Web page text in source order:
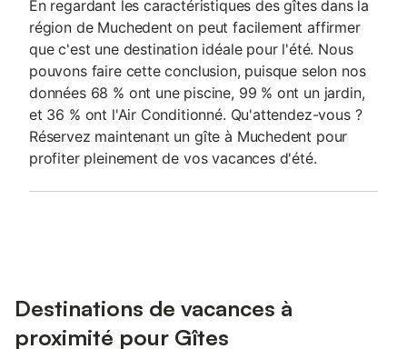
En regardant les caractéristiques des gîtes dans la
région de Muchedent on peut facilement affirmer
que c'est une destination idéale pour l'été. Nous
pouvons faire cette conclusion, puisque selon nos
données 68 % ont une piscine, 99 % ont un jardin,
et 36 % ont l'Air Conditionné. Qu'attendez-vous ?
Réservez maintenant un gîte à Muchedent pour
profiter pleinement de vos vacances d'été.
Destinations de vacances à
proximité pour Gîtes